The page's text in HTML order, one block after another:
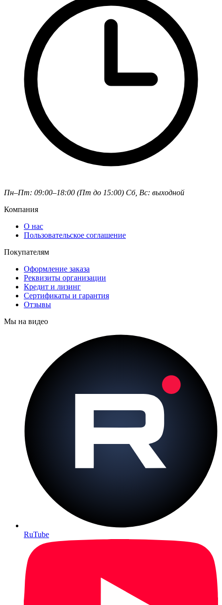
Пн–Пт: 09:00–18:00 (Пт до 15:00) Сб, Вс: выходной
Компания
О нас
Пользовательское соглашение
Покупателям
Оформление заказа
Реквизиты организации
Кредит и лизинг
Сертификаты и гарантия
Отзывы
Мы на видео
RuTube